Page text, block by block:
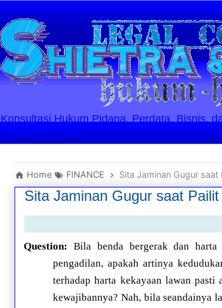
Konsultasi Hukum Pidana, Perdata, Bisnis,
Layanan Berlaku
Home FINANCE Sita Jaminan Gugur
Sita Jaminan Gugur saat
Question: Bila benda bergerak dan
pengadilan, apakah artinya
terhadap harta kekayaan lawan
kewajibannya? Nah, bila seandainya